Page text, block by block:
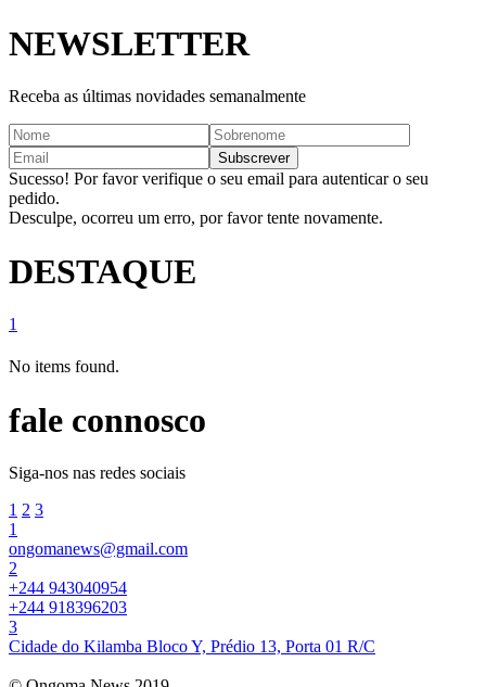
NEWSLETTER
Receba as últimas novidades semanalmente
Sucesso! Por favor verifique o seu email para autenticar o seu
pedido.
Desculpe, ocorreu um erro, por favor tente novamente.
DESTAQUE
1
No items found.
fale connosco
Siga-nos nas redes sociais
1 2 3
1
ongomanews@gmail.com
2
+244 943040954
+244 918396203
3
Cidade do Kilamba Bloco Y, Prédio 13, Porta 01 R/C